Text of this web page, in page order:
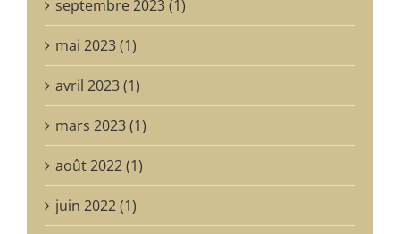
septembre 2023 (1)
mai 2023 (1)
avril 2023 (1)
mars 2023 (1)
août 2022 (1)
juin 2022 (1)